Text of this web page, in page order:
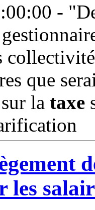
-
que
la taxe
les